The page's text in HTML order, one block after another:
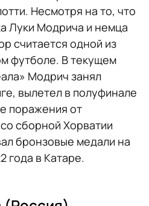
Несмотря на то, что
Луки Модрича и немца
считается одной из
футболе. В текущем
Модрич занял
вылетел в полуфинале
поражения от
сборной Хорватии
бронзовые медали на
года в Катаре.